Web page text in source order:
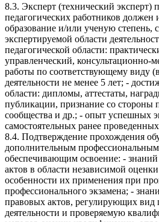
8.3. Эксперт (технический эксперт)
педагогических работников должен
образование и/или ученую степень,
экспертируемой области
педагогической области:
управленческий, консультационно-
работы по соответствующему виду
деятельности не менее 5 лет; -
области: дипломы, аттестаты,
публикации, признание со стороны
сообщества и др.; - опыт успешных
самостоятельных ранее
8.4. Подтверждение прохождения
дополнительным
обеспечивающим освоение: -
актов в области независимой
особенности их применения при
профессионального экзамена; -
правовых актов, регулирующих вид
деятельности и проверяемую